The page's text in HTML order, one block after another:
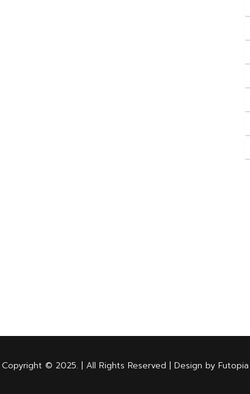
Copyright © 2025. | All Rights Reserved | Design by Futopia